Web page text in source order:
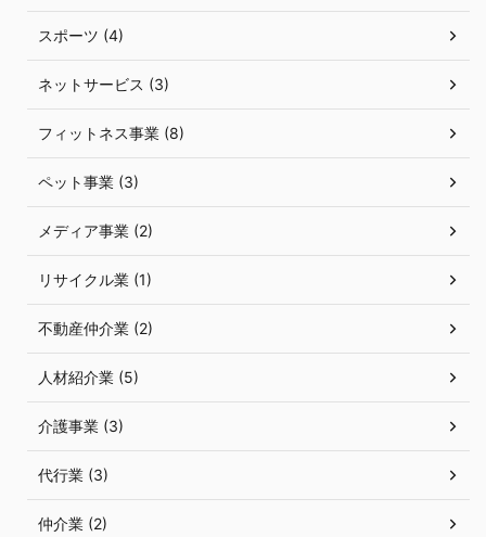
スポーツ (4)
ネットサービス (3)
フィットネス事業 (8)
ペット事業 (3)
メディア事業 (2)
リサイクル業 (1)
不動産仲介業 (2)
人材紹介業 (5)
介護事業 (3)
代行業 (3)
仲介業 (2)